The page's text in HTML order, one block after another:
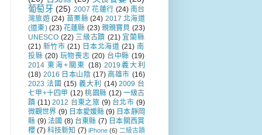
葡萄牙 (25) 2007 花蓮行 (24) 南台
灣旅遊 (24) 苗栗縣 (24) 2017 北海道
(道東) (23) 花蓮縣 (23) 親親寶貝 (23)
UNESCO (22) 三級古蹟 (21) 宜蘭縣
(21) 新竹市 (21) 日本北海道 (21) 南
投縣 (20) 玩物喪志 (20) 台中縣 (19)
2014 東海+關東 (18) 2019義大利
(18) 2016 日本山陰 (17) 高雄市 (16)
2023 法國 (15) 義大利 (14) 2009 台
七甲+十四甲 (12) 桃園縣 (12) 一級古
蹟 (11) 2012 台東之旅 (9) 台北市 (9)
微觀世界 (9) 日本愛媛縣 (9) 日本靜岡
縣 (9) 法國 (8) 台東縣 (7) 日本關西賞
櫻 (7) 科技新知 (7) iPhone (6) 二級古蹟